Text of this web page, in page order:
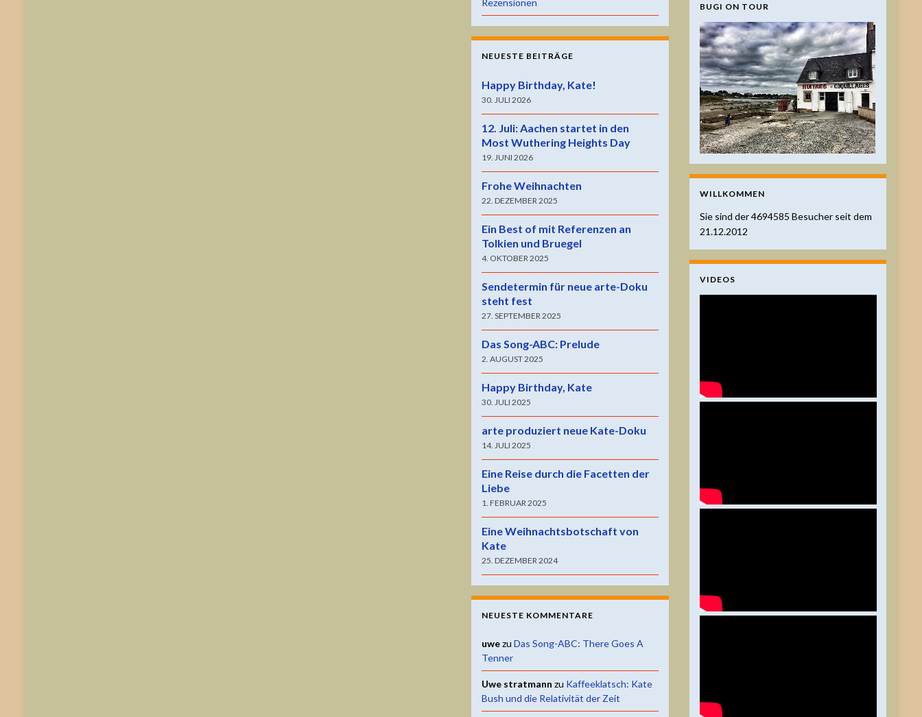
Rezensionen
NEUESTE BEITRÄGE
Happy Birthday, Kate!
30. JULI 2026
12. Juli: Aachen startet in den
Most Wuthering Heights Day
19. JUNI 2026
Frohe Weihnachten
22. DEZEMBER 2025
Ein Best of mit Referenzen an
Tolkien und Bruegel
4. OKTOBER 2025
Sendetermin für neue arte-Doku
steht fest
27. SEPTEMBER 2025
Das Song-ABC: Prelude
2. AUGUST 2025
Happy Birthday, Kate
30. JULI 2025
arte produziert neue Kate-Doku
14. JULI 2025
Eine Reise durch die Facetten der
Liebe
1. FEBRUAR 2025
Eine Weihnachtsbotschaft von
Kate
25. DEZEMBER 2024
NEUESTE KOMMENTARE
uwezu Das Song-ABC: There Goes A
Tenner
Uwe stratmann zu Kaffeeklatsch: Kate
Bush und die Relativität der Zeit
BUGI ON TOUR
WILLKOMMEN
Sie sind der4694585 Besucher seit dem
21.12.2012
VIDEOS